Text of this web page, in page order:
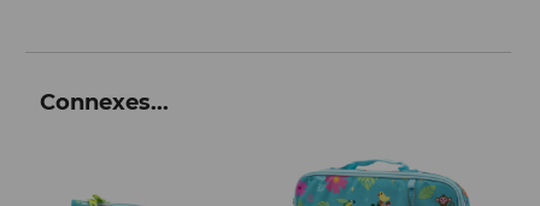
Connexes...